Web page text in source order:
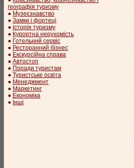
географія туризму
● Музеєзнавство
● Замки і фортеці
● Історія туризму
● Курортна нерухомість
● Готельний сервіс
● Ресторанний бізнес
● Екскурсійна справа
● Автостоп
● Поради туристам
● Туристське освіта
● Менеджмент
● Маркетинг
● Економіка
● Інші